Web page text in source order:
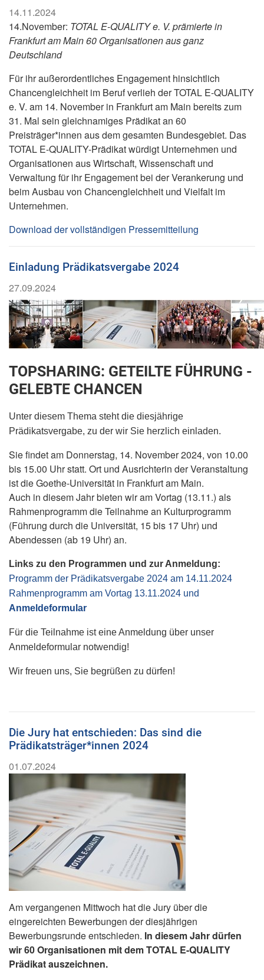
14.11.2024
14.November: TOTAL E-QUALITY e. V. prämierte in
Frankfurt am Main 60 Organisationen aus ganz
Deutschland
Für ihr außerordentliches Engagement hinsichtlich
Chancengleichheit im Beruf verlieh der TOTAL E-QUALITY
e. V. am 14. November in Frankfurt am Main bereits zum
31. Mal sein gleichnamiges Prädikat an 60
Preisträger*innen aus dem gesamten Bundesgebiet. Das
TOTAL E-QUALITY-Prädikat würdigt Unternehmen und
Organisationen aus Wirtschaft, Wissenschaft und
Verwaltung für ihr Engagement bei der Verankerung und
beim Ausbau von Chancengleichheit und Vielfalt im
Unternehmen.
Download der vollständigen Pressemitteilung
Einladung Prädikatsvergabe 2024
27.09.2024
TOPSHARING: GETEILTE FÜHRUNG -
GELEBTE CHANCEN
Unter diesem Thema steht die diesjährige
Prädikatsvergabe, zu der wir Sie herzlich einladen.
Sie findet am Donnerstag, 14. November 2024, von 10.00
bis 15.00 Uhr statt. Ort und Ausrichterin der Veranstaltung
ist die Goethe-Universität in Frankfurt am Main.
Auch in diesem Jahr bieten wir am Vortag (13.11.) als
Rahmenprogramm die Teilnahme an Kulturprogramm
(Führung durch die Universität, 15 bis 17 Uhr) und
Abendessen (ab 19 Uhr) an.
Links zu den Programmen und zur Anmeldung:
Programm der Prädikatsvergabe 2024 am 14.11.2024
Rahmenprogramm am Vortag 13.11.2024 und
Anmeldeformular
Für die Teilnahme ist eine Anmeldung über unser
Anmeldeformular notwendig!
Wir freuen uns, Sie begrüßen zu dürfen!
Die Jury hat entschieden: Das sind die
Prädikatsträger*innen 2024
01.07.2024
Am vergangenen Mittwoch hat die Jury über die
eingereichten Bewerbungen der diesjährigen
Bewerbungsrunde entschieden. In diesem Jahr dürfen
wir 60 Organisationen mit dem TOTAL E-QUALITY
Prädikat auszeichnen.